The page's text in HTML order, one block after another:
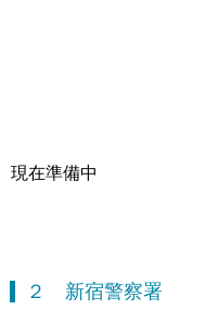
現在準備中
２ 新宿警察署